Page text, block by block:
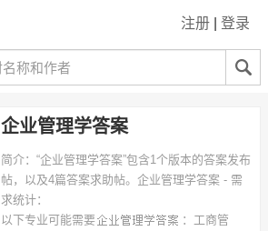
注册 登录
企业管理学答案
简介： “企业管理学答案”包含1个版本的答案发布
帖，以及4篇答案求助帖。 企业管理学答案 - 需
求统计：
以下专业可能需要
：工商管